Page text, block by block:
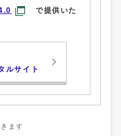
で提供いた
ルサイト
ます